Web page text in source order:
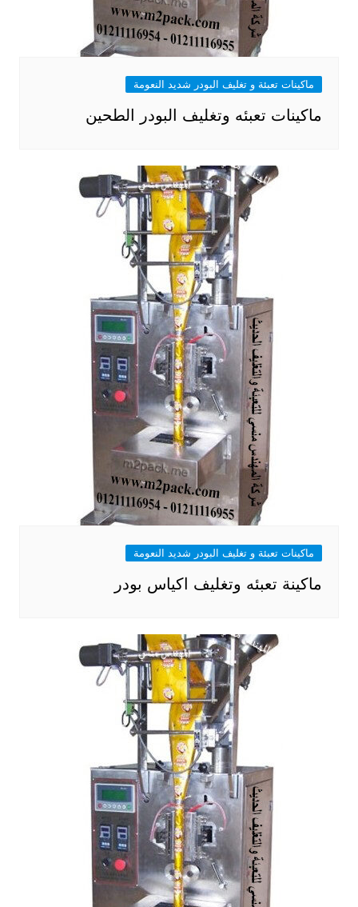
ماكينات تعبئة و تغليف البودر شديد النعومة
ماكينات تعبئه وتغليف البودر الطحين
ماكينات تعبئة و تغليف البودر شديد النعومة
ماكينة تعبئه وتغليف اكياس بودر